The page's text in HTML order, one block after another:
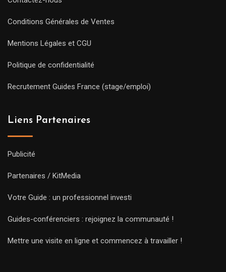
Conditions Générales de Ventes
Mentions Légales et CGU
Politique de confidentialité
Recrutement Guides France (stage/emploi)
Liens Partenaires
Publicité
Partenaires / KitMedia
Votre Guide : un professionnel investi
Guides-conférenciers : rejoignez la communauté !
Mettre une visite en ligne et commencez à travailler !